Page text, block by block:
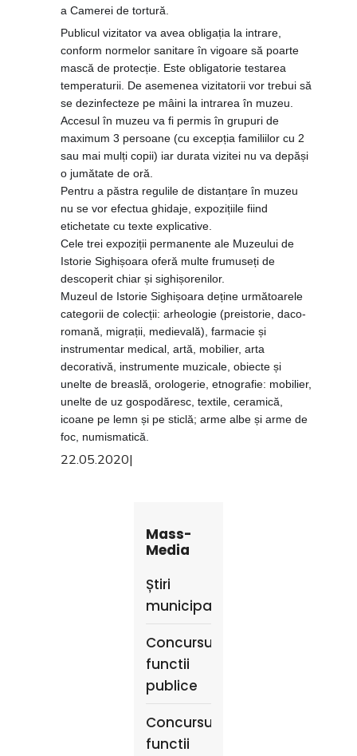
a Camerei de tortură.
Publicul vizitator va avea obligația la intrare,
conform normelor sanitare în vigoare să poarte
mască de protecție. Este obligatorie testarea
temperaturii. De asemenea vizitatorii vor trebui să
se dezinfecteze pe mâini la intrarea în muzeu.
Accesul în muzeu va fi permis în grupuri de
maximum 3 persoane (cu excepția familiilor cu 2
sau mai mulți copii) iar durata vizitei nu va depăși
o jumătate de oră.
Pentru a păstra regulile de distanțare în muzeu
nu se vor efectua ghidaje, expozițiile fiind
etichetate cu texte explicative.
Cele trei expoziții permanente ale Muzeului de
Istorie Sighișoara oferă multe frumuseți de
descoperit chiar și sighișorenilor.
Muzeul de Istorie Sighișoara deține următoarele
categorii de colecții: arheologie (preistorie, daco-
romană, migrații, medievală), farmacie și
instrumentar medical, artă, mobilier, arta
decorativă, instrumente muzicale, obiecte și
unelte de breaslă, orologerie, etnografie: mobilier,
unelte de uz gospodăresc, textile, ceramică,
icoane pe lemn și pe sticlă; arme albe și arme de
foc, numismatică.
22.05.2020|
Mass-
Media
Știri
municipale
Concursuri
functii
publice
Concursuri
functii